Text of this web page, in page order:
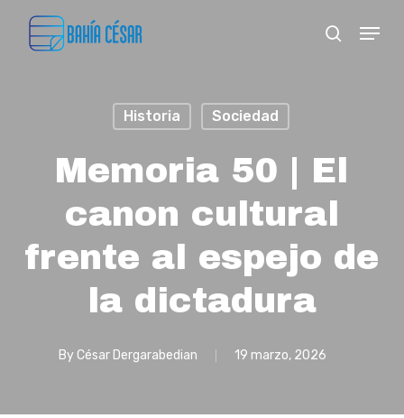
search
Menu
Historia Sociedad
Memoria 50 | El
canon cultural
frente al espejo de
la dictadura
By César Dergarabedian 19 marzo, 2026